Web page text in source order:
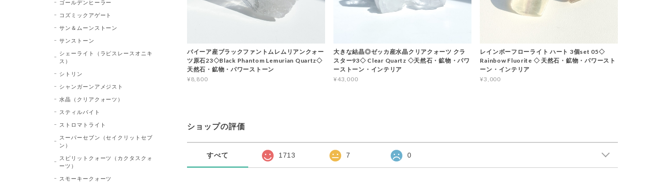
バイーア産ブラックファントムレムリアンクォー
ツ原石23◇Black Phantom Lemurian Quartz◇
天然石・鉱物・パワーストーン
¥8,800
大きな結晶◎ゼッカ産水晶クリアクォーツ クラ
スター93◇ Clear Quartz ◇天然石・鉱物・パワ
ーストーン・インテリア
¥43,000
レインボーフローライト ハート 3個set 05◇
Rainbow Fluorite ◇ 天然石・鉱物・パワースト
ーン・インテリア
¥3,000
ショップの評価
すべて 1713 7 0
ゴールデンヒーラー
コズミックアゲート
サン＆ムーンストーン
サンストーン
シェーライト（ラピスレースオニキ
ス）
シトリン
シャンガーンアメジスト
水晶（クリアクォーツ）
スティルバイト
ストロマトライト
スーパーセブン（セイクリットセブ
ン）
スピリットクォーツ（カクタスクォ
ーツ）
スモーキークォーツ